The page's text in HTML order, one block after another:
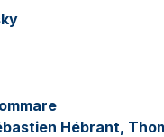
Hébrant,